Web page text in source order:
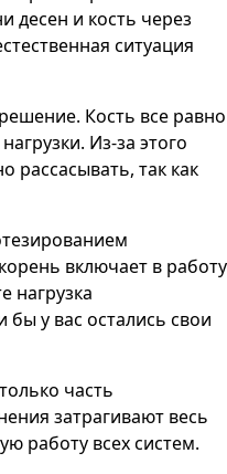
десен и кость через
ситуация
Кость все равно
Из-за этого
рассасывать, так как
включает в работу
нагрузка
бы у вас остались свои
часть
затрагивают весь
работу всех систем.